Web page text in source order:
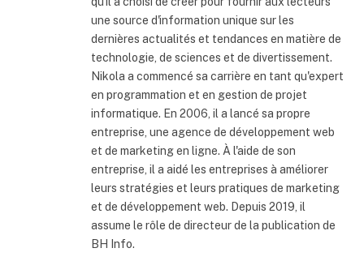
une source d'information unique sur les
dernières actualités et tendances en matière de
technologie, de sciences et de divertissement.
Nikola a commencé sa carrière en tant qu'expert
en programmation et en gestion de projet
informatique. En 2006, il a lancé sa propre
entreprise, une agence de développement web
et de marketing en ligne. À l'aide de son
entreprise, il a aidé les entreprises à améliorer
leurs stratégies et leurs pratiques de marketing
et de développement web. Depuis 2019, il
assume le rôle de directeur de la publication de
BH Info.